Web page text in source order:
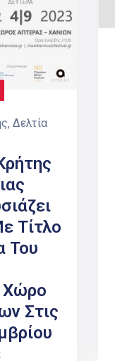
Δελτία
Τίτλο
Του
Χώρο
Στις